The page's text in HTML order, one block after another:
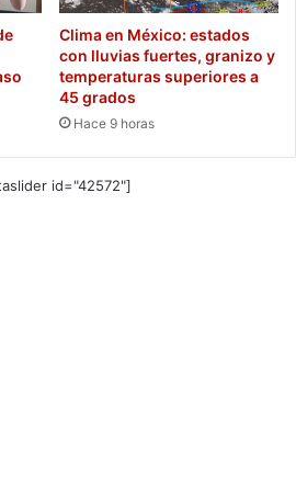
Clima en México: estados
con lluvias fuertes, granizo y
temperaturas superiores a
45 grados
Hace 9 horas
id="42572"]